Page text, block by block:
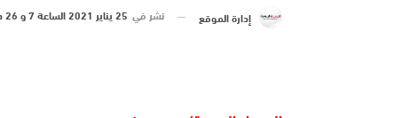
إدارة الموقع نشر في 25 يناير 2021 الساعة 7 و 26 دقيقة